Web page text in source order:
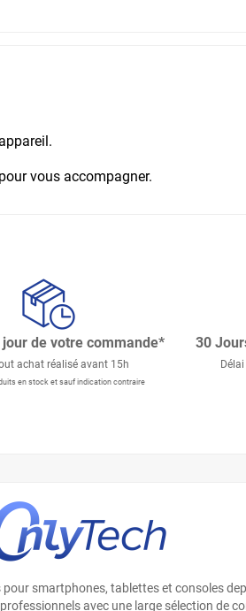
pour vous accompagner.
jour de votre commande*
achat réalisé avant 15h
en stock et sauf indication contraire
30
smartphones, tablettes et consoles
avec une large sélection de